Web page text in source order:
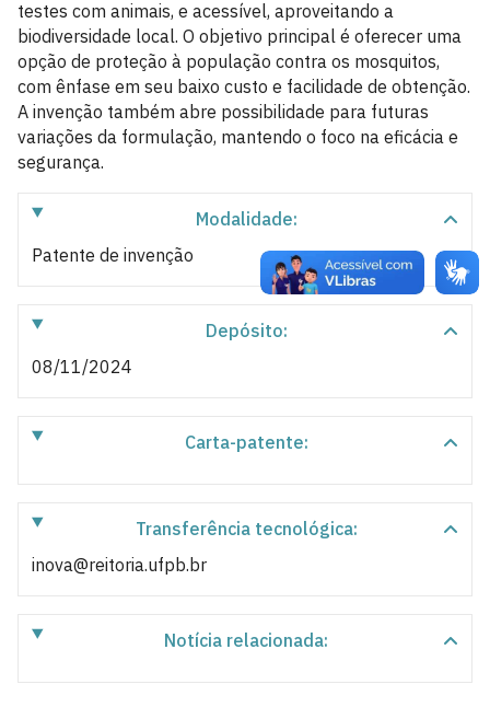
testes com animais, e acessível, aproveitando a
biodiversidade local. O objetivo principal é oferecer uma
opção de proteção à população contra os mosquitos,
com ênfase em seu baixo custo e facilidade de obtenção.
A invenção também abre possibilidade para futuras
variações da formulação, mantendo o foco na eficácia e
segurança.
Modalidade:
Patente de invenção
Depósito:
08/11/2024
Carta-patente:
Transferência tecnológica:
inova@reitoria.ufpb.br
Notícia relacionada: